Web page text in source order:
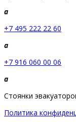
a
+7 495 222 22 60
a
+7 916 060 00 06
a
Стоянки
Политика